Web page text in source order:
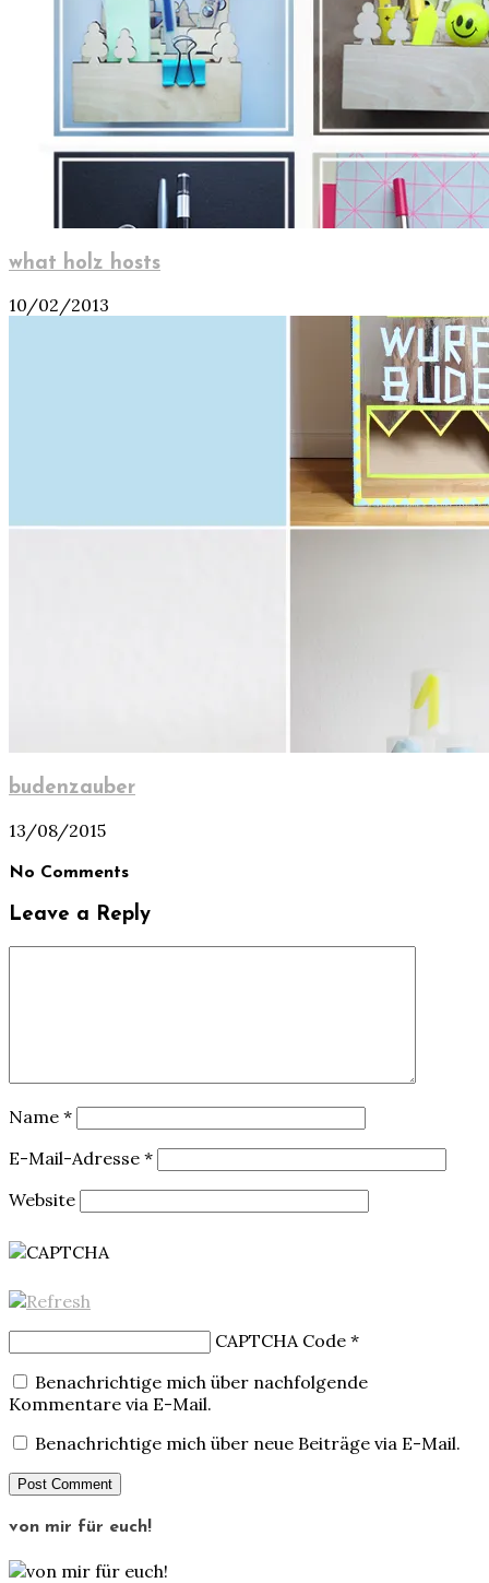
what holz hosts
10/02/2013
budenzauber
13/08/2015
No Comments
Leave a Reply
Name *
E-Mail-Adresse *
Website
CAPTCHA Code *
Benachrichtige mich über nachfolgende
Kommentare via E-Mail.
Benachrichtige mich über neue Beiträge via E-Mail.
von mir für euch!